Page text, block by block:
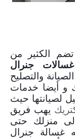
تضم الكثير من
جنرال
والتصليح
و أيضا خدمات
لصيانتها حيث
يهب فريق
منزلك حتى
غسالة جنرال